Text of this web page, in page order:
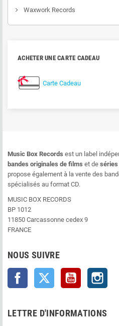
Waxwork Records
ACHETER UNE CARTE CADEAU
Carte Cadeau
Music Box Records est un label
bandes originales de films et de séries
propose également à la vente des
spécialisés au format CD.
MUSIC BOX RECORDS
BP 1012
11850 Carcassonne cedex 9
FRANCE
NOUS SUIVRE
Facebook Twitter YouTube
LETTRE D'INFORMATIONS